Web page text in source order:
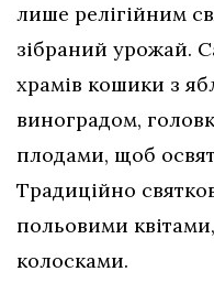
лише релігійним
зібраний урожай.
храмів кошики з
виноградом,
плодами, щоб
Традиційно
польовими
колосками.